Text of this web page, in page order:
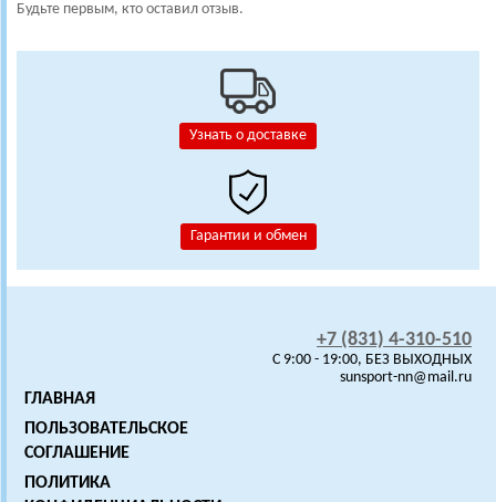
Узнать о доставке
Гарантии и обмен
Будьте первым, кто оставил отзыв.
+7 (831) 4-310-510
C 9:00 - 19:00, БЕЗ ВЫХОДНЫХ
sunsport-nn@mail.ru
ГЛАВНАЯ
ПОЛЬЗОВАТЕЛЬСКОЕ
СОГЛАШЕНИЕ
ПОЛИТИКА